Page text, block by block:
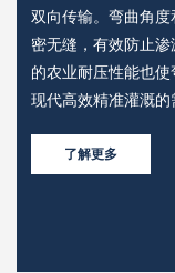
双向传输。弯曲角
密无缝，有效防止
的农业耐压性能也
现代高效精准灌溉的
了解更多